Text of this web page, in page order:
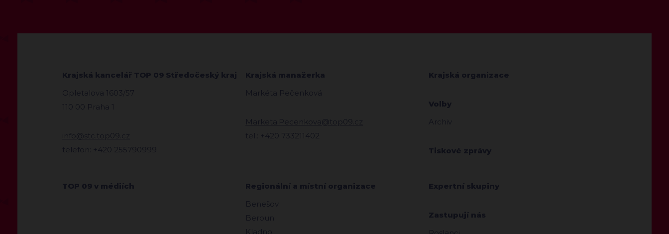
Krajská kancelář TOP 09 Středočeský kraj
Opletalova 1603/57
110 00 Praha 1
info@stc.top09.cz
telefon: +420 255790999
Krajská manažerka
Markéta Pečenková
Marketa.Pecenkova@top09.cz
tel.: +420 733211402
Krajská organizace
Volby
Archiv
Tiskové zprávy
TOP 09 v médiích
Regionální a místní organizace
Benešov
Beroun
Kladno
Expertní skupiny
Zastupují nás